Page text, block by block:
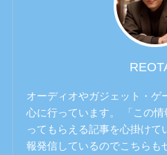
オーディオやガジェット・ゲ
心に行っています。 「この
ってもらえる記事を心掛けて
報発信しているのでこちら